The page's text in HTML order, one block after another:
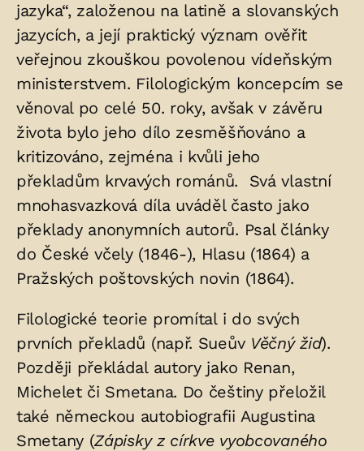
jazyka“, založenou na latině a slovanských
jazycích, a její praktický význam ověřit
veřejnou zkouškou povolenou vídeňským
ministerstvem. Filologickým koncepcím se
věnoval po celé 50. roky, avšak v závěru
života bylo jeho dílo zesměšňováno a
kritizováno, zejména i kvůli jeho
překladům krvavých románů. Svá vlastní
mnohasvazková díla uváděl často jako
překlady anonymních autorů. Psal články
do České včely (1846-), Hlasu (1864) a
Pražských poštovských novin (1864).
Filologické teorie promítal i do svých
prvních překladů (např. Sueův Věčný žid).
Později překládal autory jako Renan,
Michelet či Smetana. Do češtiny přeložil
také německou autobiografii Augustina
Smetany (Zápisky z církve vyobcovaného